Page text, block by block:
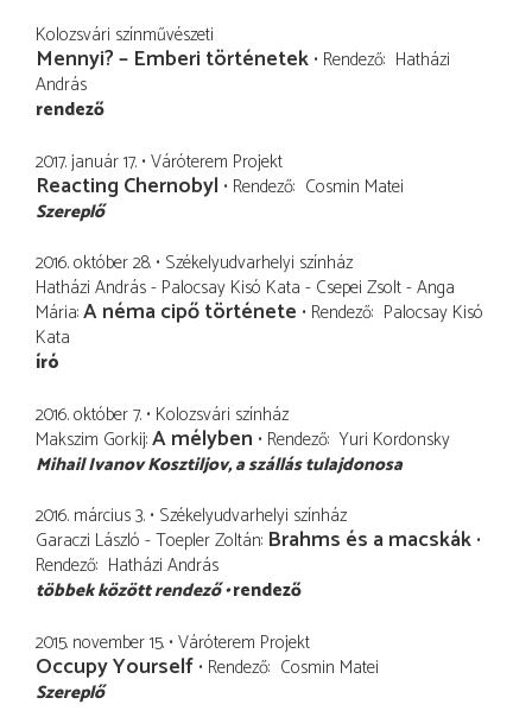
Kolozsvári színművészeti
Mennyi? – Emberi történetek Rendező Hatházi
András
rendező
2017. január 17. Váróterem Projekt
Reacting Chernobyl Rendező Cosmin Matei
Szereplő
2016. október 28. Székelyudvarhelyi színház
Hatházi András - Palocsay Kisó Kata - Csepei Zsolt - Anga
Mária A néma cipő története Rendező Palocsay Kisó
Kata
író
2016. október 7. Kolozsvári színház
Makszim Gorkij A mélyben Rendező Yuri Kordonsky
Mihail Ivanov Kosztiljov a szállás tulajdonosa
2016. március 3. Székelyudvarhelyi színház
Garaczi László - Toepler Zoltán Brahms és a macskák
Rendező Hatházi András
többek között rendező rendező
2015. november 15. Váróterem Projekt
Occupy Yourself Rendező Cosmin Matei
Szereplő